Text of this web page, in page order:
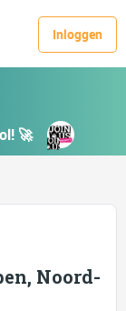
Inloggen
🚀
Noord-